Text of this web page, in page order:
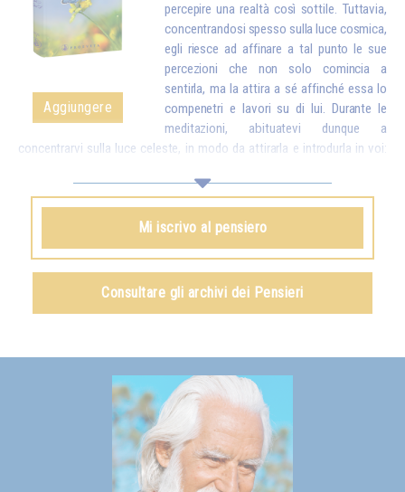
Aggiungere
percepire una realtà così sottile. Tuttavia,
concentrandosi spesso sulla luce cosmica,
egli riesce ad affinare a tal punto le sue
percezioni che non solo comincia a
sentirla, ma la attira a sé affinché essa lo
compenetri e lavori su di lui. Durante le
meditazioni, abituatevi dunque a
concentrarvi sulla luce celeste, in modo da attirarla e introdurla in voi:
vostro corpo con particelle nuove, più pure. E una volta che avrete
attirato la luce in voi, dovrete ancora esercitarvi a inviare quella luce nel
mondo intero per aiutare tutti gli esseri umani.*
Omraam Mikhaël Aïvanhov
Vedi ancheLa luce, spirito vivente, capitolo IX
Mi iscrivo al pensiero
Consultare gli archivi dei Pensieri